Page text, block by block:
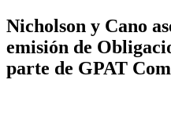
Nicholson y Cano
emisión de
parte de GPAT